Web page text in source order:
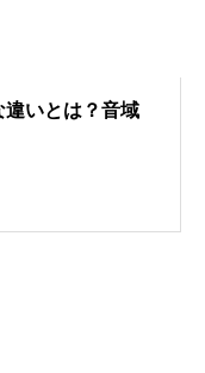
いとは？音域